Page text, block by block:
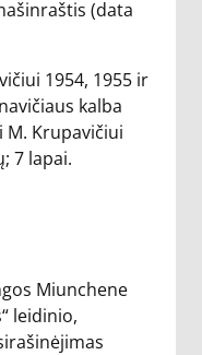
(data
1954, 1955 ir
kalba
Krupavičiui
7 lapai.
Miunchene
leidinio,